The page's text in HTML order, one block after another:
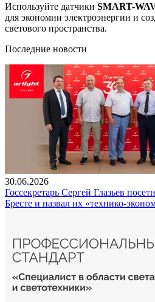
Используйте датчики SMART-
для экономии электроэнергии и
светового пространства.
Последние новости
30.06.2026
Госсекретарь Сергей Глазьев
Бресте и назвал их «технико-